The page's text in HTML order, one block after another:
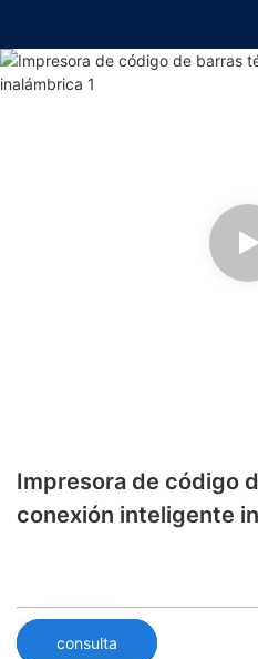
Impresora de código
conexión inteligente
consulta